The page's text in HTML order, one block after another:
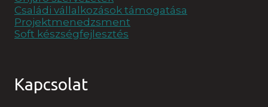
Családi vállalkozások támogatása
Projektmenedzsment
Soft készségfejlesztés
Kapcsolat